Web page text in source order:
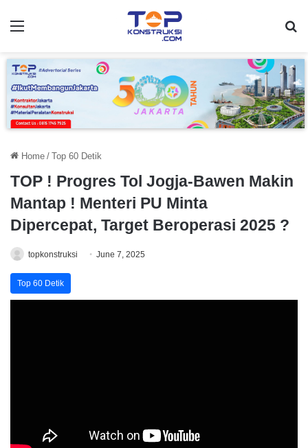
Home / Top 60 Detik
TOP ! Progres Tol Jogja-Bawen Makin
Mantap ! Menteri PU Minta
Dipercepat, Target Beroperasi 2025 ?
topkonstruksi June 7, 2025
Top 60 Detik